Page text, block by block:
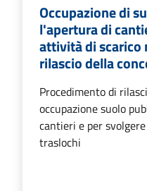
Occupazione di
l'apertura di
attività di scarico
rilascio della
Procedimento di
occupazione suolo
cantieri e per
traslochi